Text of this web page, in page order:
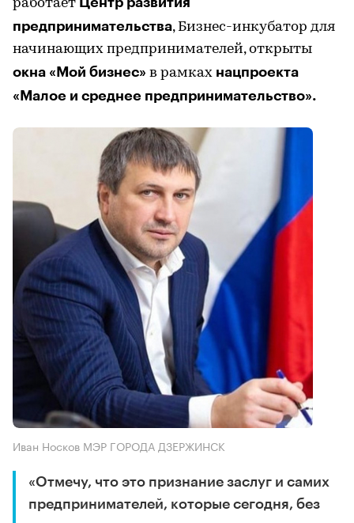
работает
предпринимательства, Бизнес-инкубатор для
начинающих предпринимателей, открыты
окна «Мой бизнес» в рамках нацпроекта
«Малое и среднее предпринимательство».
Иван Носков МЭР ГОРОДА ДЗЕРЖИНСК
«Отмечу, что это признание заслуг и самих
предпринимателей, которые сегодня, без